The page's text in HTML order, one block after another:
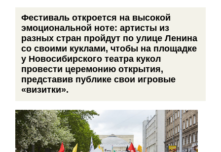
Фестиваль откроется на высокой
эмоциональной ноте: артисты из
разных стран пройдут по улице Ленина
со своими куклами, чтобы на площадке
у Новосибирского театра кукол
провести церемонию открытия,
представив публике свои игровые
«визитки».